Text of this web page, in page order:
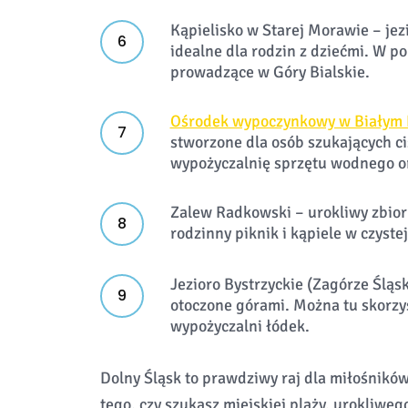
Kąpielisko w Starej Morawie –
idealne dla rodzin z dziećmi. W
prowadzące w Góry Bialskie.
Ośrodek wypoczynkowy w
stworzone dla osób szukających
wypożyczalnię sprzętu wodnego
Zalew Radkowski – urokliwy
rodzinny piknik i kąpiele w
Jezioro Bystrzyckie (Zagórze
otoczone górami. Można tu
wypożyczalni łódek.
Dolny Śląsk to prawdziwy raj dla